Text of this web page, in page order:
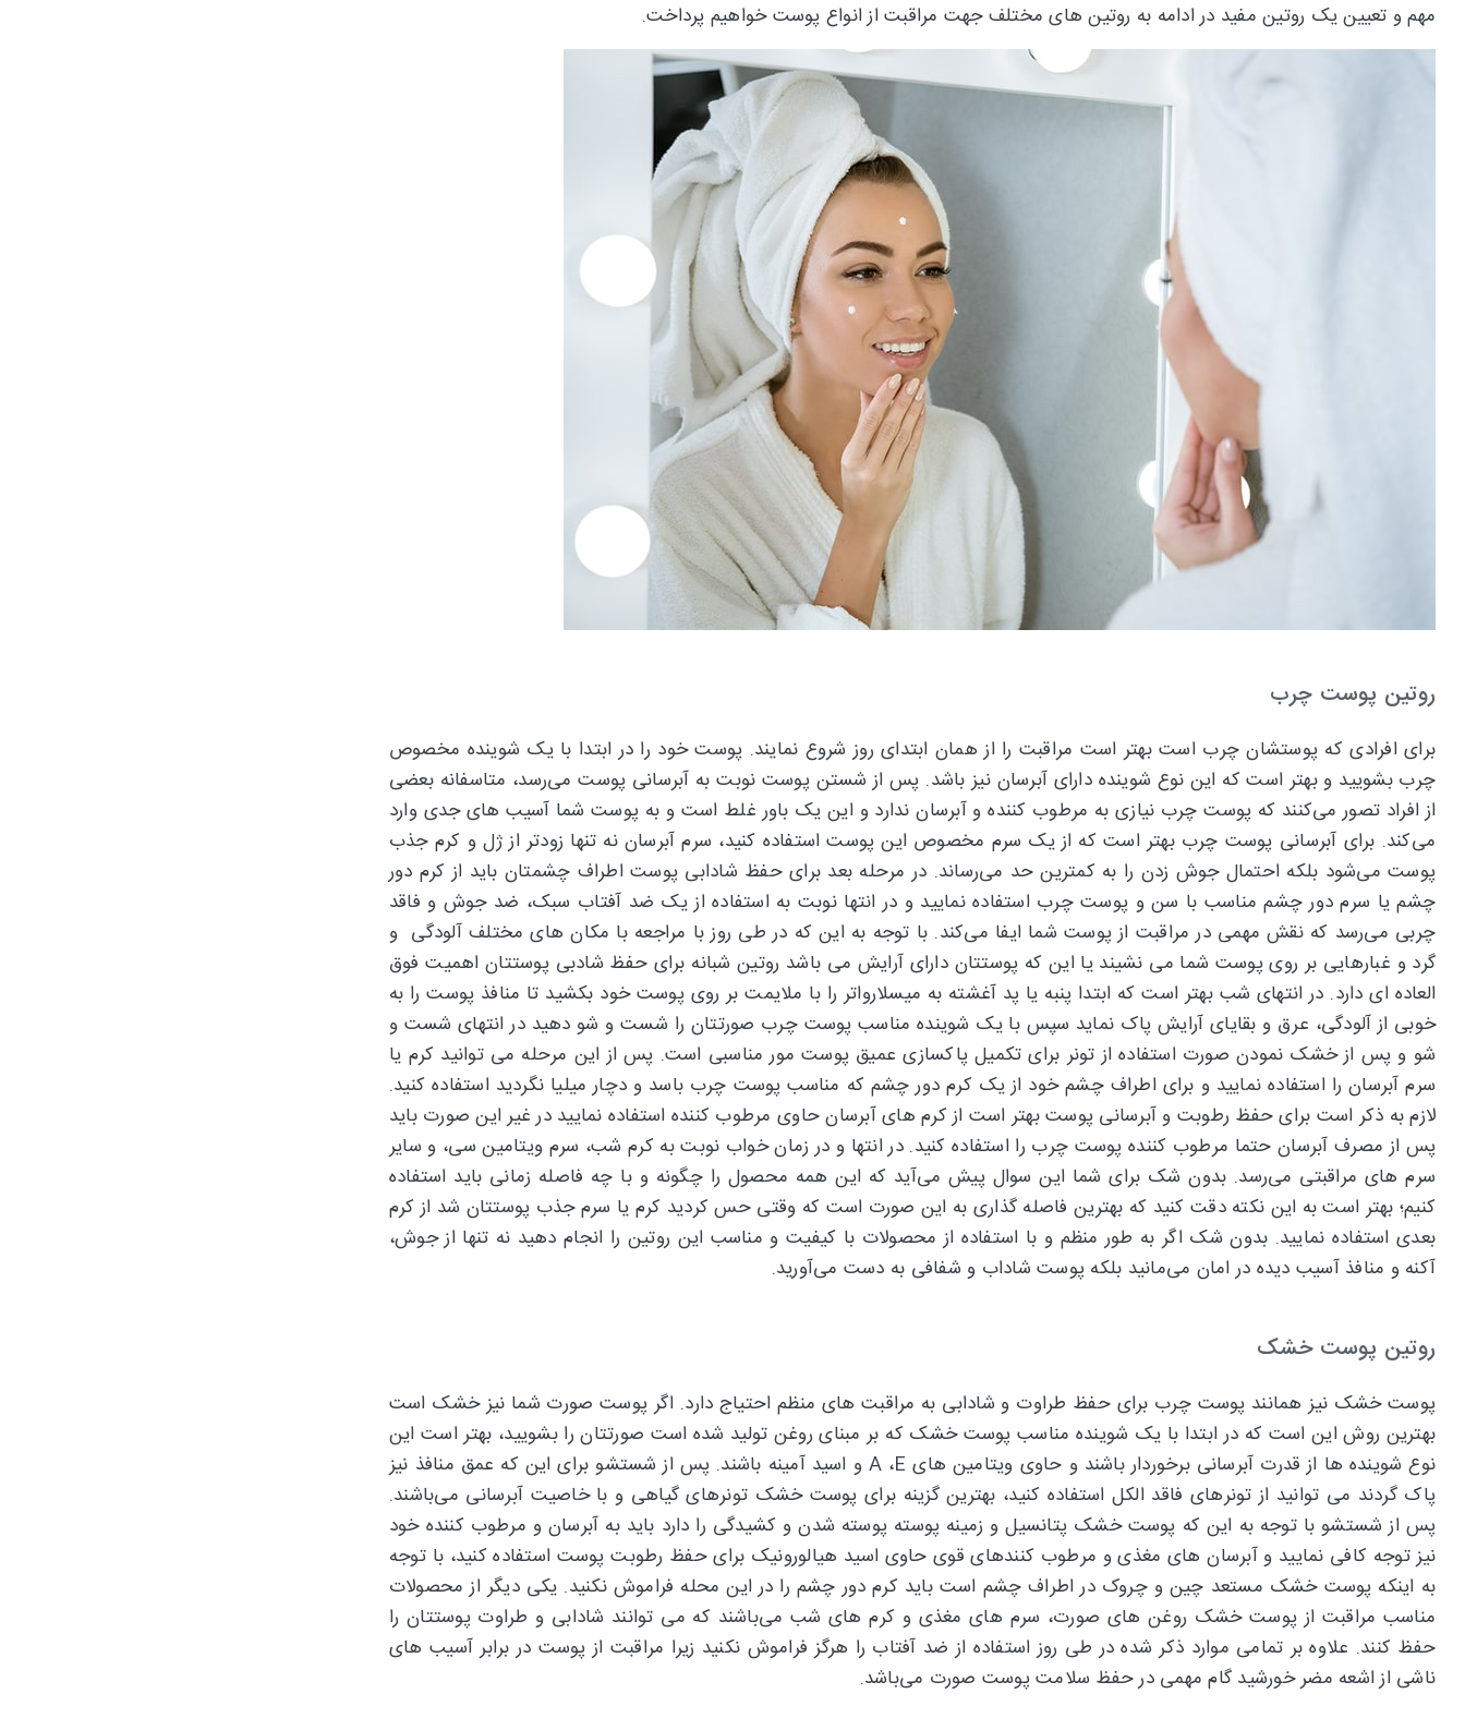
مهم و تعیین یک روتین مفید در ادامه به روتین های مختلف جهت مراقبت از انواع پوست خواهیم پرداخت.
روتین پوست چرب
برای افرادی که پوستشان چرب است بهتر است مراقبت را از همان ابتدای روز شروع نمایند. پوست خود را در ابتدا با یک شوینده مخصوص
چرب بشویید و بهتر است که این نوع شوینده دارای آبرسان نیز باشد. پس از شستن پوست نوبت به آبرسانی پوست می‌رسد، متاسفانه بعضی
از افراد تصور می‌کنند که پوست چرب نیازی به مرطوب کننده و آبرسان ندارد و این یک باور غلط است و به پوست شما آسیب های جدی وارد
می‌کند. برای آبرسانی پوست چرب بهتر است که از یک سرم مخصوص این پوست استفاده کنید، سرم آبرسان نه تنها زودتر از ژل و کرم جذب
پوست می‌شود بلکه احتمال جوش زدن را به کمترین حد می‌رساند. در مرحله بعد برای حفظ شادابی پوست اطراف چشمتان باید از کرم دور
چشم یا سرم دور چشم مناسب با سن و پوست چرب استفاده نمایید و در انتها نوبت به استفاده از یک ضد آفتاب سبک، ضد جوش و فاقد
چربی می‌رسد که نقش مهمی در مراقبت از پوست شما ایفا می‌کند. با توجه به این که در طی روز با مراجعه با مکان های مختلف آلودگی و
گرد و غبارهایی بر روی پوست شما می نشیند یا این که پوستتان دارای آرایش می باشد روتین شبانه برای حفظ شادبی پوستتان اهمیت فوق
العاده ای دارد. در انتهای شب بهتر است که ابتدا پنبه یا پد آغشته به میسلارواتر را با ملایمت بر روی پوست خود بکشید تا منافذ پوست را به
خوبی از آلودگی، عرق و بقایای آرایش پاک نماید سپس با یک شوینده مناسب پوست چرب صورتتان را شست و شو دهید در انتهای شست و
شو و پس از خشک نمودن صورت استفاده از تونر برای تکمیل پاکسازی عمیق پوست مور مناسبی است. پس از این مرحله می توانید کرم یا
سرم آبرسان را استفاده نمایید و برای اطراف چشم خود از یک کرم دور چشم که مناسب پوست چرب باسد و دچار میلیا نگردید استفاده کنید.
لازم به ذکر است برای حفظ رطوبت و آبرسانی پوست بهتر است از کرم های آبرسان حاوی مرطوب کننده استفاده نمایید در غیر این صورت باید
پس از مصرف آبرسان حتما مرطوب کننده پوست چرب را استفاده کنید. در انتها و در زمان خواب نوبت به کرم شب، سرم ویتامین سی، و سایر
سرم های مراقبتی می‌رسد. بدون شک برای شما این سوال پیش می‌آید که این همه محصول را چگونه و با چه فاصله زمانی باید استفاده
کنیم؛ بهتر است به این نکته دقت کنید که بهترین فاصله گذاری به این صورت است که وقتی حس کردید کرم یا سرم جذب پوستتان شد از کرم
بعدی استفاده نمایید. بدون شک اگر به طور منظم و با استفاده از محصولات با کیفیت و مناسب این روتین را انجام دهید نه تنها از جوش،
آکنه و منافذ آسیب دیده در امان می‌مانید بلکه پوست شاداب و شفافی به دست می‌آورید.
روتین پوست خشک
پوست خشک نیز همانند پوست چرب برای حفظ طراوت و شادابی به مراقبت های منظم احتیاج دارد. اگر پوست صورت شما نیز خشک است
بهترین روش این است که در ابتدا با یک شوینده مناسب پوست خشک که بر مبنای روغن تولید شده است صورتتان را بشویید، بهتر است این
نوع شوینده ها از قدرت آبرسانی برخوردار باشند و حاوی ویتامین های A ،E و اسید آمینه باشند. پس از شستشو برای این که عمق منافذ نیز
پاک گردند می توانید از تونرهای فاقد الکل استفاده کنید، بهترین گزینه برای پوست خشک تونرهای گیاهی و با خاصیت آبرسانی می‌باشند.
پس از شستشو با توجه به این که پوست خشک پتانسیل و زمینه پوسته پوسته شدن و کشیدگی را دارد باید به آبرسان و مرطوب کننده خود
نیز توجه کافی نمایید و آبرسان های مغذی و مرطوب کنندهای قوی حاوی اسید هیالورونیک برای حفظ رطوبت پوست استفاده کنید، با توجه
به اینکه پوست خشک مستعد چین و چروک در اطراف چشم است باید کرم دور چشم را در این محله فراموش نکنید. یکی دیگر از محصولات
مناسب مراقبت از پوست خشک روغن های صورت، سرم های مغذی و کرم های شب می‌باشند که می توانند شادابی و طراوت پوستتان را
حفظ کنند. علاوه بر تمامی موارد ذکر شده در طی روز استفاده از ضد آفتاب را هرگز فراموش نکنید زیرا مراقبت از پوست در برابر آسیب های
ناشی از اشعه مضر خورشید گام مهمی در حفظ سلامت پوست صورت می‌باشد.